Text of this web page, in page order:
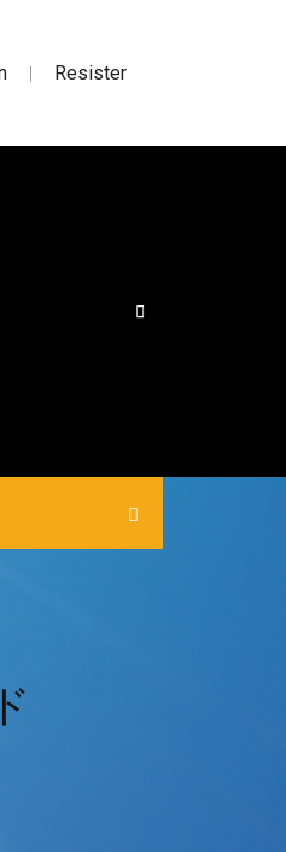
| Resister